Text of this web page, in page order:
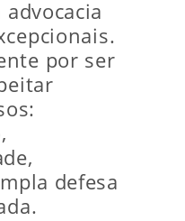
por ser
defesa